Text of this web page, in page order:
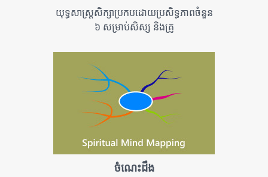
យុទ្ធសាស្ត្រសិក្សាប្រកបដោយប្រសិទ្ធភាពចំនួន
៦ សម្រាប់សិស្ស និងគ្រូ
ចំណេះដឹង